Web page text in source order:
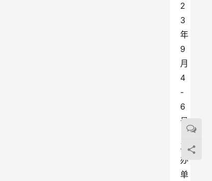
2
3
年
9
月
4
-
6
号
主
办
单